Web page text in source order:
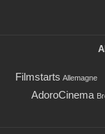
Filmstarts Allemagne
AdoroCinema